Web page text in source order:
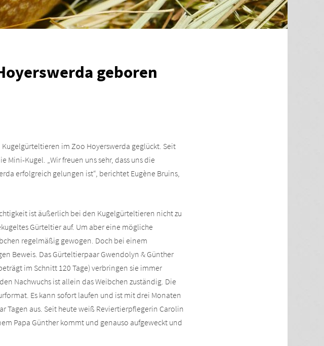
geboren
im Zoo Hoyerswerda geglückt. Seit
Kugel. „Wir freuen uns sehr, dass uns die
erfolgreich gelungen ist“, berichtet Eugène Bruins,
ist äußerlich bei den Kugelgürteltieren nicht zu
Gürteltier auf. Um aber eine mögliche
regelmäßig gewogen. Doch bei einem
Beweis. Das Gürteltierpaar Gwendolyn & Günther
im Schnitt 120 Tage) verbringen sie immer
Nachwuchs ist allein das Weibchen zuständig. Die
Es kann sofort laufen und ist mit drei Monaten
Tagen aus. Seit heute weiß Reviertierpflegerin Carolin
Papa Günther kommt und genauso aufgeweckt und